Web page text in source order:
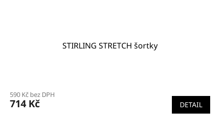
STIRLING STRETCH šortky
produktu
je
590 Kč bez DPH
714 Kč DETAIL